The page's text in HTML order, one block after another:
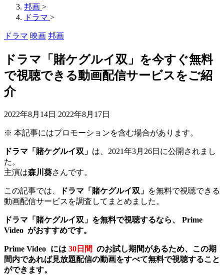
邦画 >
ドラマ >
ドラマ 映画 邦画
ドラマ「賭ケグルイ双」を今すぐ無料
で視聴できる動画配信サービスをご紹
介
2022年8月14日 2022年8月17日
※ 本記事にはプロモーションを含む場合があります。
ドラマ「賭ケグルイ双」 は、2021年3月26日に公開されまし
た。
主演は森川葵さんです。
この記事では、 ドラマ「賭ケグルイ双」 を無料で視聴できる
動画配信サービスを調査してまとめました。
ドラマ「賭ケグルイ双」を無料で視聴するなら、 Prime
Video がおすすめです。
Prime Video には 30日間 のお試し期間があるため、この期
間内であれば見放題配信の動画をすべて無料で視聴すること
ができます。